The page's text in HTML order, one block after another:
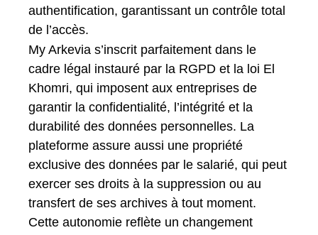
authentification, garantissant un contrôle total
de l’accès.
My Arkevia s’inscrit parfaitement dans le
cadre légal instauré par la RGPD et la loi El
Khomri, qui imposent aux entreprises de
garantir la confidentialité, l’intégrité et la
durabilité des données personnelles. La
plateforme assure aussi une propriété
exclusive des données par le salarié, qui peut
exercer ses droits à la suppression ou au
transfert de ses archives à tout moment.
Cette autonomie reflète un changement